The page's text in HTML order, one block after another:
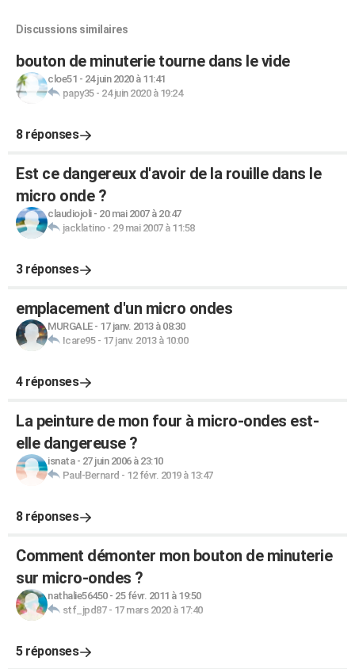
Discussions similaires
bouton de minuterie tourne dans le vide
cloe51 - 24 juin 2020 à 11:41
papy35- 24 juin 2020 à 19:24
8 réponses
Est ce dangereux d'avoir de la rouille dans le
micro onde ?
claudiojoli- 20 mai 2007 à 20:47
jacklatino- 29 mai 2007 à 11:58
3 réponses
emplacement d'un micro ondes
MURGALE- 17 janv. 2013 à 08:30
Icare95- 17 janv. 2013 à 10:00
4 réponses
La peinture de mon four à micro-ondes est-
elle dangereuse ?
isnata- 27 juin 2006 à 23:10
Paul-Bernard - 12 févr. 2019 à 13:47
8 réponses
Comment démonter mon bouton de minuterie
sur micro-ondes ?
nathalie56450- 25 févr. 2011 à 19:50
stf_jpd87- 17 mars 2020 à 17:40
5 réponses